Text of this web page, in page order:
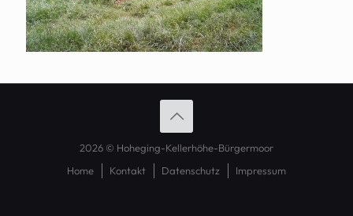
2026 © Hoheging-Kellerhöhe-Bürgermoor
Home
Kontakt Datenschutz Impressum